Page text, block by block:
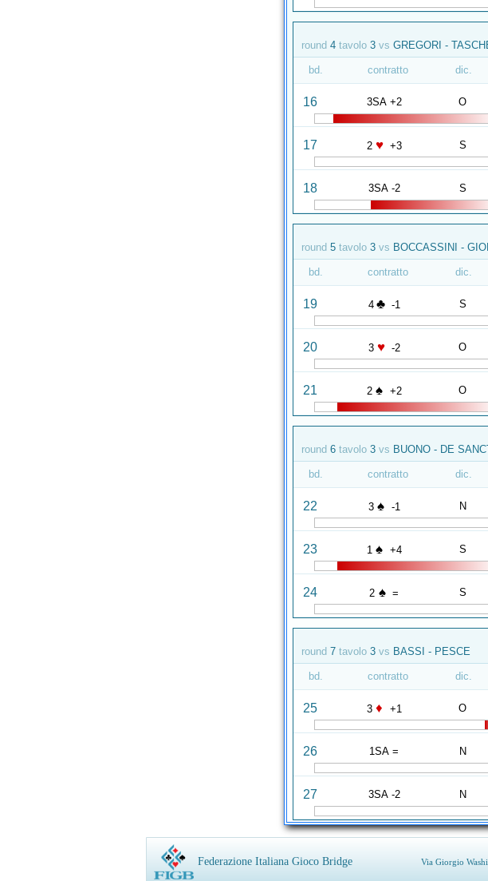
round 4 tavolo 3 vs GREGORI -
bd. contratto dic.
16 3SA +2 O
17 2 ♥ +3 S
18 3SA -2 S
round 5 tavolo 3 vs BOCCASSINI -
bd. contratto dic.
19 4 ♣ -1 S
20 3 ♥ -2 O
21 2 ♠ +2 O
round 6 tavolo 3 vs BUONO - DE
bd. contratto dic.
22 3 ♠ -1 N
23 1 ♠ +4 S
24 2 ♠ = S
round 7 tavolo 3 vs BASSI - PESCE
bd. contratto dic.
25 3 ♦ +1 O
26 1SA = N
27 3SA -2 N
Federazione Italiana Gioco Bridge Via Giorgio